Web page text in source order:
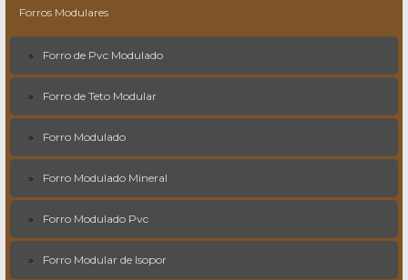
Forros Modulares
Forro de Pvc Modulado
Forro de Teto Modular
Forro Modulado
Forro Modulado Mineral
Forro Modulado Pvc
Forro Modular de Isopor